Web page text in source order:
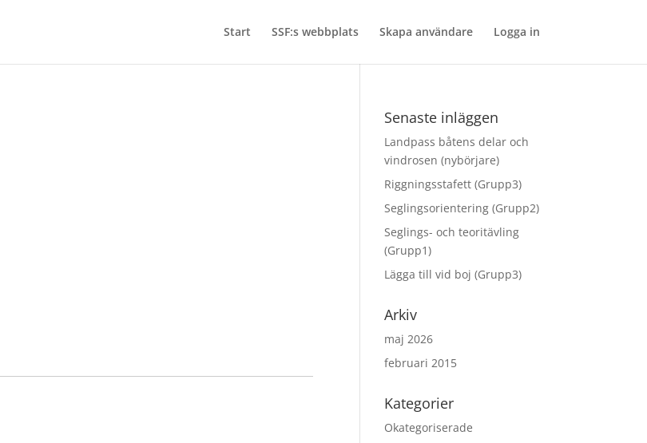
Start SSF:s webbplats Skapa användare Logga in
Senaste inläggen
Landpass båtens delar och
vindrosen (nybörjare)
Riggningsstafett (Grupp3)
Seglingsorientering (Grupp2)
Seglings- och teoritävling
(Grupp1)
Lägga till vid boj (Grupp3)
Arkiv
maj 2026
februari 2015
Kategorier
Okategoriserade